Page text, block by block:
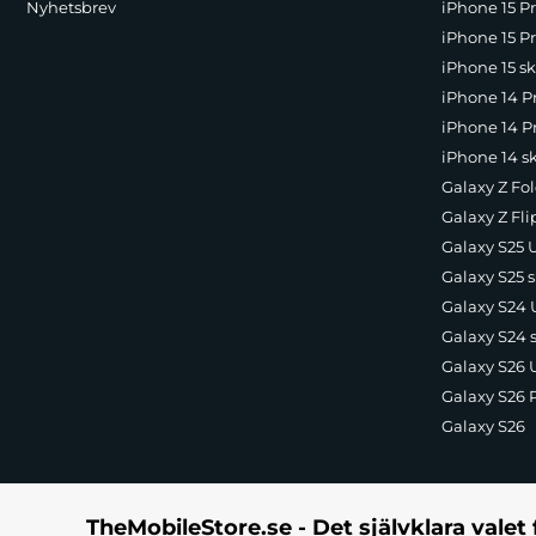
Nyhetsbrev
iPhone 15
iPhone 15
iPhone 15
iPhone 14
iPhone 14
iPhone 14
Galaxy Z
Galaxy Z
Galaxy S25
Galaxy S25
Galaxy S24
Galaxy S24
Galaxy S26
Galaxy S26
Galaxy S26
TheMobileStore.se - Det självklara